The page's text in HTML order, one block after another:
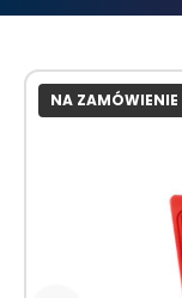
NA ZAMÓWIENIE